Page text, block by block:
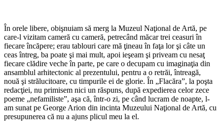
În orele libere, obişnuiam să merg la Muzeul Naţional de Artă, pe
care-l vizitam cameră cu cameră, petrecând măcar trei ceasuri în
fiecare încăpere; erau tablouri care mă ţineau în faţa lor şi câte un
ceas întreg, ba poate şi mai mult, apoi ieşeam şi priveam cu nesaţ
fiecare clădire veche în parte, pe care o decupam cu imaginaţia din
ansamblul arhitectonic al prezentului, pentru a o retrăi, întreagă,
nouă şi strălucitoare, cu timpurile ei de glorie. În „Flacăra”, la poşta
redacţiei, nu primisem nici un răspuns, după expedierea celor zece
poeme „nefamiliste”, aşa că, într-o zi, pe când lucram de noapte, l-
am sunat pe George Arion din incinta Muzeului Naţional de Artă, cu
presupunerea că nu a ajuns plicul meu la el.